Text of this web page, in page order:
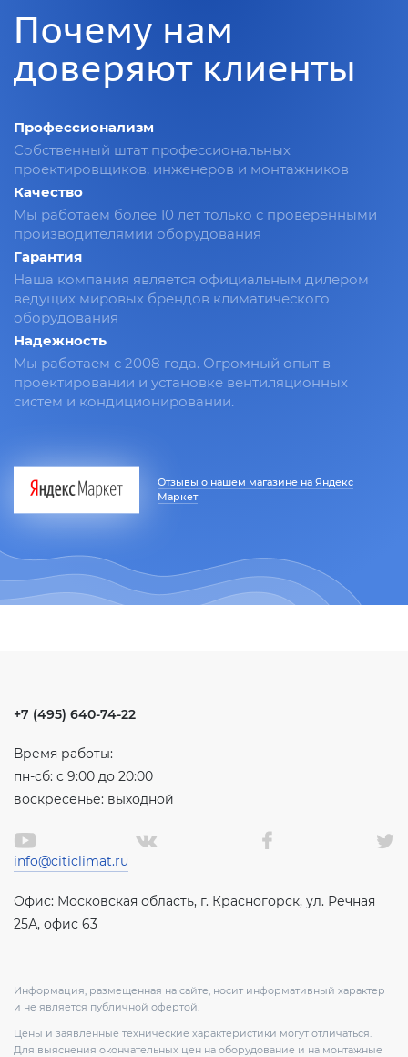
Почему нам
доверяют клиенты
Профессионализм
Собственный штат профессиональных
проектировщиков, инженеров и монтажников
Качество
Мы работаем более 10 лет только с проверенными
производителямии оборудования
Гарантия
Наша компания является официальным дилером
ведущих мировых брендов климатического
оборудования
Надежность
Мы работаем с 2008 года. Огромный опыт в
проектировании и установке вентиляционных
систем и кондиционировании.
Отзывы о нашем магазине на Яндекс
Маркет
+7 (495) 640-74-22
Время работы:
пн-сб: с 9:00 до 20:00
воскресенье: выходной
info@citiclimat.ru
Офис: Московская область, г. Красногорск, ул. Речная
25А, офис 63
Информация, размещенная на сайте, носит информативный характер
и не является публичной офертой.
Цены и заявленные технические характеристики могут отличаться.
Для выяснения окончательных цен на оборудование и на монтажные